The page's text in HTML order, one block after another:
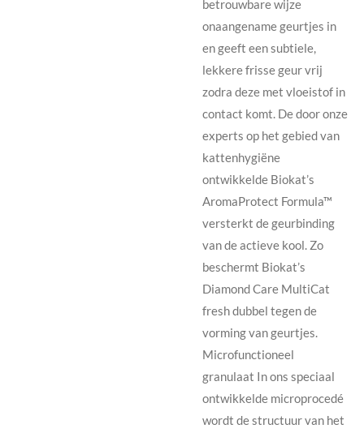
betrouwbare wijze
onaangename geurtjes in
en geeft een subtiele,
lekkere frisse geur vrij
zodra deze met vloeistof in
contact komt. De door onze
experts op het gebied van
kattenhygiëne
ontwikkelde Biokat’s
AromaProtect Formula™
versterkt de geurbinding
van de actieve kool. Zo
beschermt Biokat’s
Diamond Care MultiCat
fresh dubbel tegen de
vorming van geurtjes.
Microfunctioneel
granulaat In ons speciaal
ontwikkelde microprocedé
wordt de structuur van het